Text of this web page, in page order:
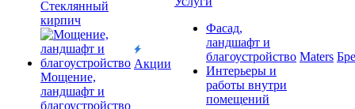
Cтеклянный
кирпич
Мощение,
ландшафт и
благоустройство
Акции
Фасад,
ландшафт и
благоустройство
Интерьеры и
работы внутри
помещений
Maters